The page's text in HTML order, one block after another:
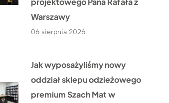
Warszawy
06 sierpnia 2026
Jak wyposażyliśmy nowy
oddział sklepu odzieżowego
premium Szach Mat w